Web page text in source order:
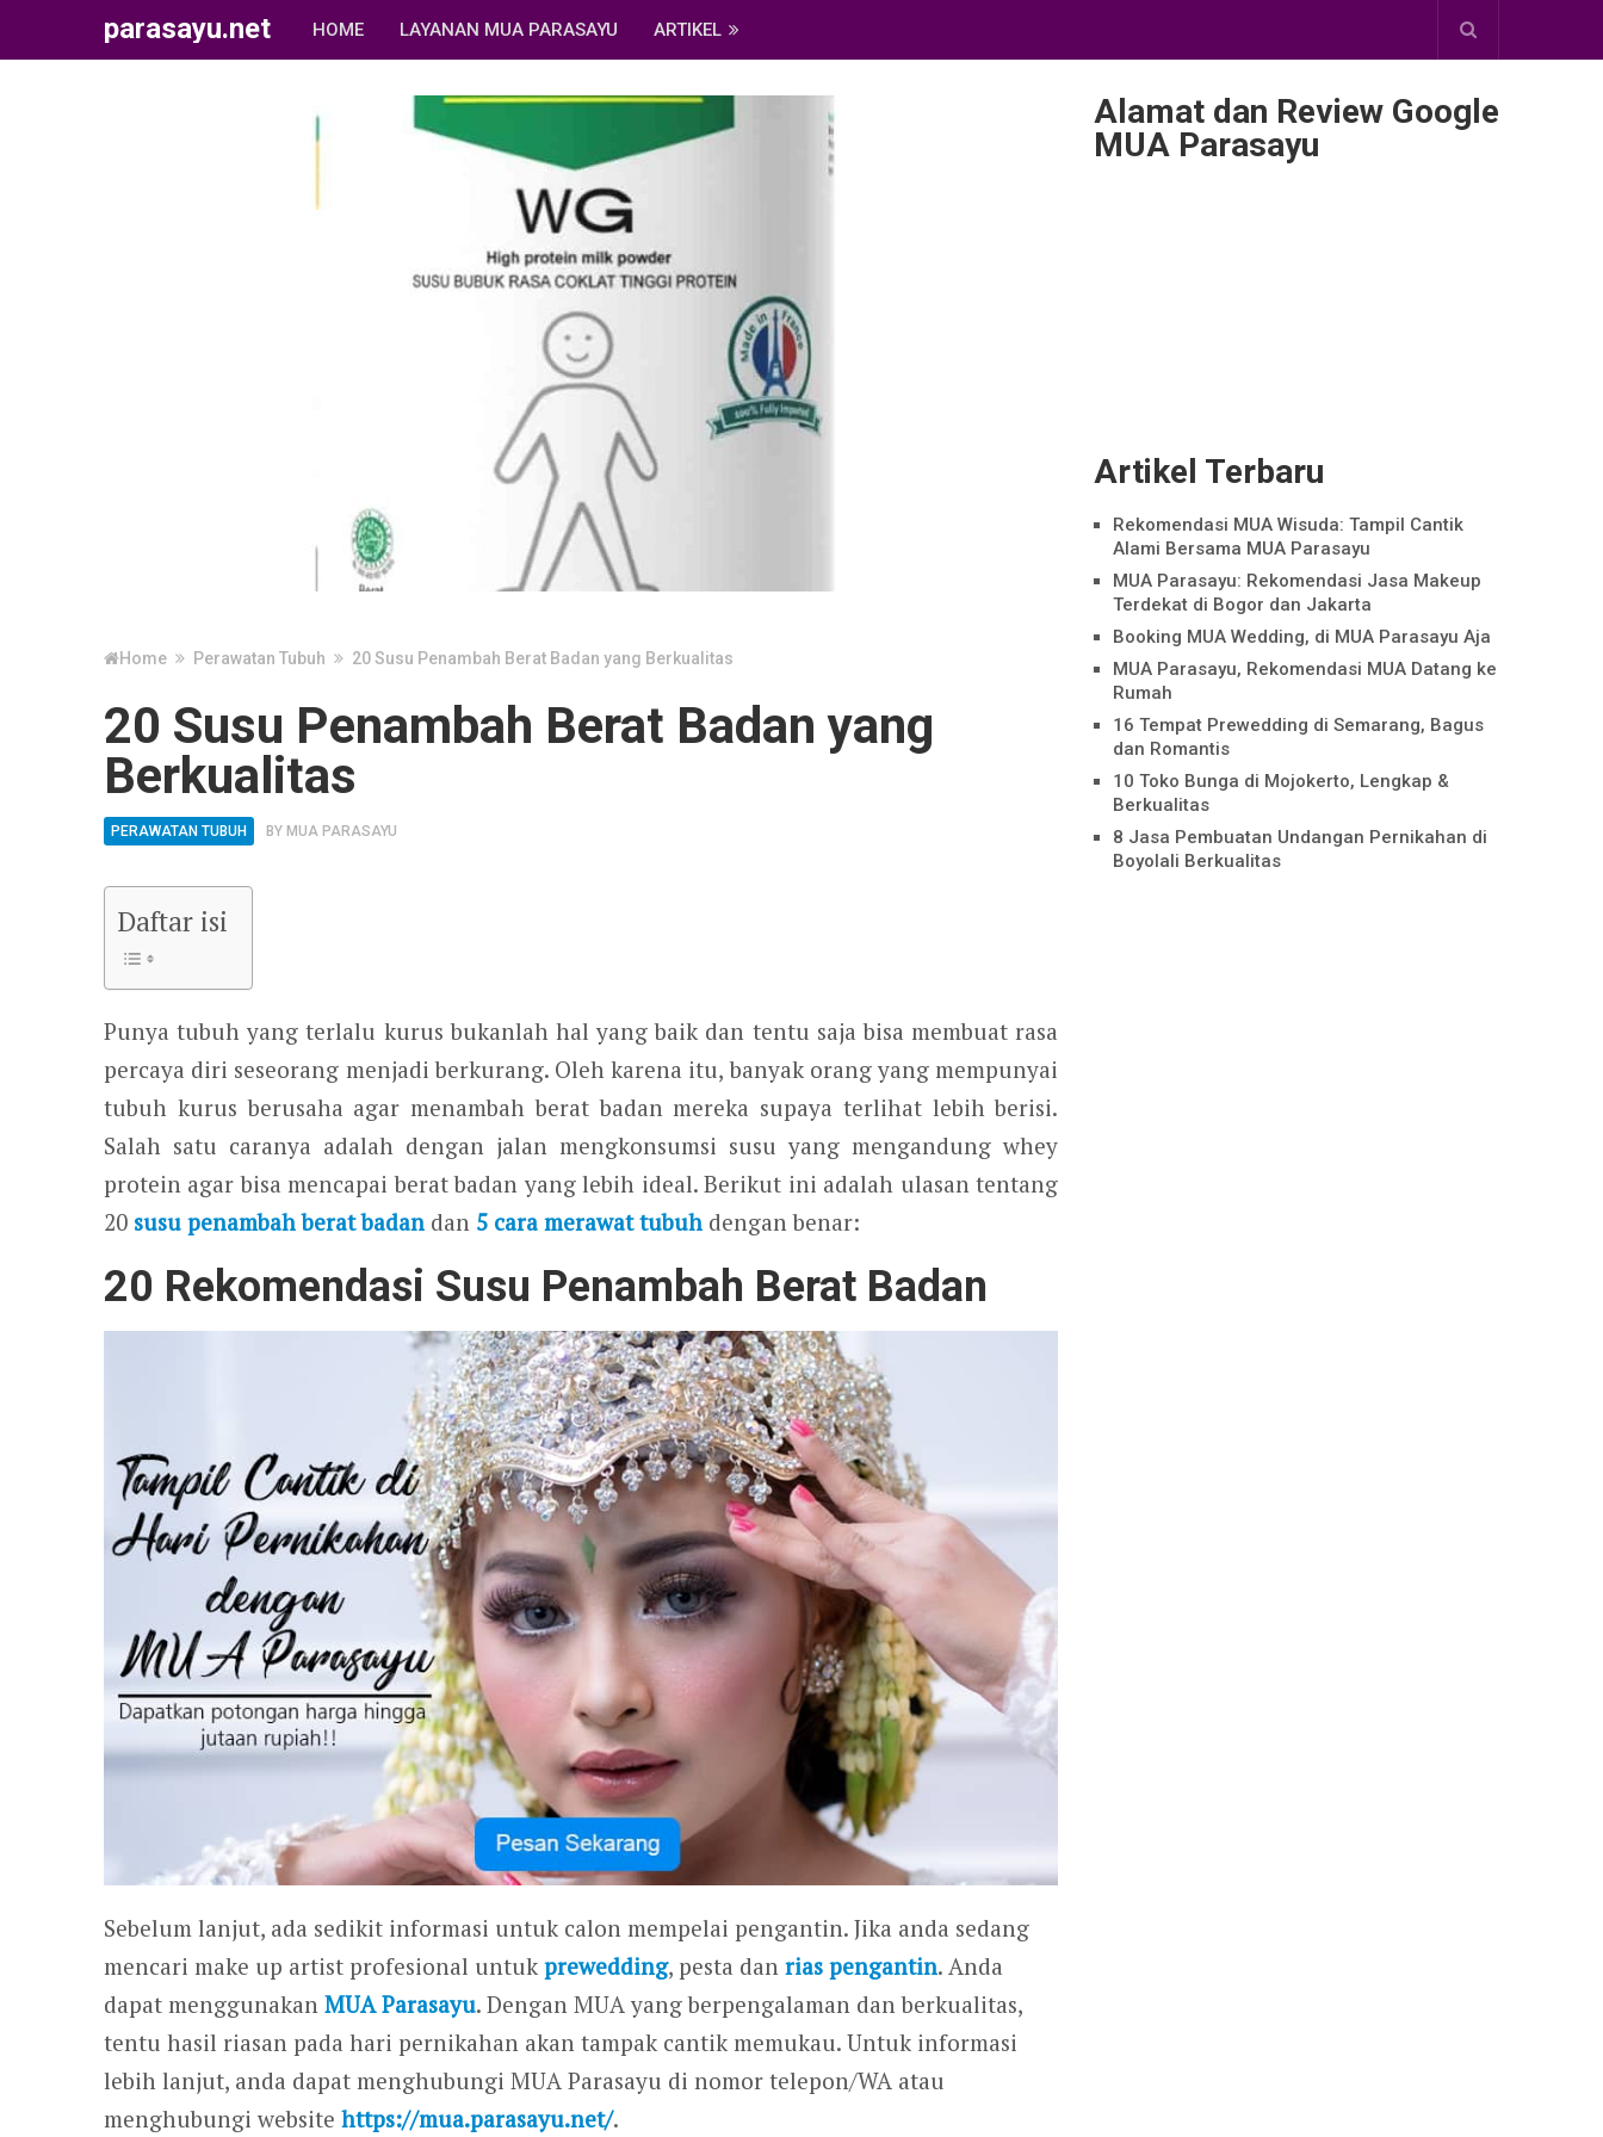
parasayu.net HOME LAYANAN MUA PARASAYU ARTIKEL
Home Perawatan Tubuh 20 Susu Penambah Berat Badan yang Berkualitas
20 Susu Penambah Berat Badan yang
Berkualitas
PERAWATAN TUBUH BY MUA PARASAYU
Daftar isi
Punya tubuh yang terlalu kurus bukanlah hal yang baik dan tentu saja bisa membuat rasa
percaya diri seseorang menjadi berkurang. Oleh karena itu, banyak orang yang mempunyai
tubuh kurus berusaha agar menambah berat badan mereka supaya terlihat lebih berisi.
Salah satu caranya adalah dengan jalan mengkonsumsi susu yang mengandung whey
protein agar bisa mencapai berat badan yang lebih ideal. Berikut ini adalah ulasan tentang
20 susu penambah berat badan dan 5 cara merawat tubuh dengan benar:
20 Rekomendasi Susu Penambah Berat Badan
Sebelum lanjut, ada sedikit informasi untuk calon mempelai pengantin. Jika anda sedang
mencari make up artist profesional untuk prewedding, pesta dan rias pengantin. Anda
dapat menggunakan MUA Parasayu. Dengan MUA yang berpengalaman dan berkualitas,
tentu hasil riasan pada hari pernikahan akan tampak cantik memukau. Untuk informasi
lebih lanjut, anda dapat menghubungi MUA Parasayu di nomor telepon/WA atau
menghubungi website https://mua.parasayu.net/.
Alamat dan Review Google
MUA Parasayu
Artikel Terbaru
Rekomendasi MUA Wisuda: Tampil Cantik
Alami Bersama MUA Parasayu
MUA Parasayu: Rekomendasi Jasa Makeup
Terdekat di Bogor dan Jakarta
Booking MUA Wedding, di MUA Parasayu Aja
MUA Parasayu, Rekomendasi MUA Datang ke
Rumah
16 Tempat Prewedding di Semarang, Bagus
dan Romantis
10 Toko Bunga di Mojokerto, Lengkap &
Berkualitas
8 Jasa Pembuatan Undangan Pernikahan di
Boyolali Berkualitas